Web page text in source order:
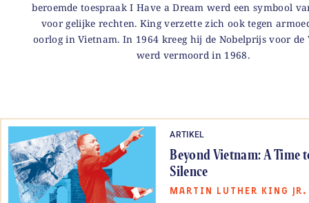
beroemde toespraak I Have a Dream werd een symbool
voor gelijke rechten. King verzette zich ook tegen
oorlog in Vietnam. In 1964 kreeg hij de Nobelprijs voor de
werd vermoord in 1968.
ARTIKEL
Beyond Vietnam: A Time
Silence
MARTIN LUTHER KING JR.